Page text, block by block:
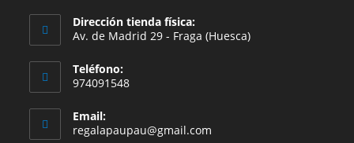
una
nueva
pestaña
una
pestaña
Dirección tienda física:
Av. de Madrid 29 - Fraga (Huesca)
Teléfono:
974091548
Email:
regalapaupau@gmail.com